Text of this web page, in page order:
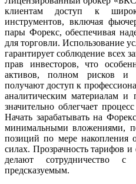
клиентам доступ к
инструментов, включая
пары Форекс, обеспечивая
для торговли. Использование
гарантирует соблюдение всех
прав инвесторов, что
активов, полном рисков и
получают доступ к
аналитическим материалам и
значительно облегчает
Начать зарабатывать на
минимальными вложениями,
позиций по мере накопления
силах. Прозрачность тарифов
делают сотрудничество
предсказуемым.